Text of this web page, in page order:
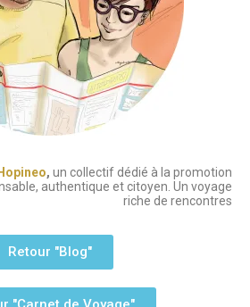
Hopineo, un collectif dédié à la promotion
authentique et citoyen. Un voyage
riche de rencontres
Retour "Blog"